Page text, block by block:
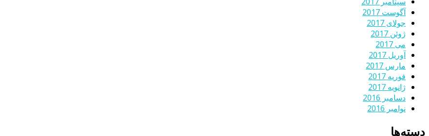
آگوست 2017
جولای 2017
ژوئن 2017
می 2017
آوریل 2017
مارس 2017
فوریه 2017
ژانویه 2017
دسامبر 2016
نوامبر 2016
دسته‌ها